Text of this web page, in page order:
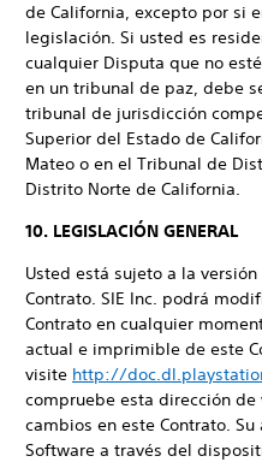
de California, excepto por si
legislación. Si usted es
cualquier Disputa que no
en un tribunal de paz, debe
tribunal de jurisdicción
Superior del Estado de
Mateo o en el Tribunal de
Distrito Norte de California.
10. LEGISLACIÓN GENERAL
Usted está sujeto a la
Contrato. SIE Inc. podrá
Contrato en cualquier
actual e imprimible de este
visite http://
compruebe esta dirección de
cambios en este Contrato.
Software a través del